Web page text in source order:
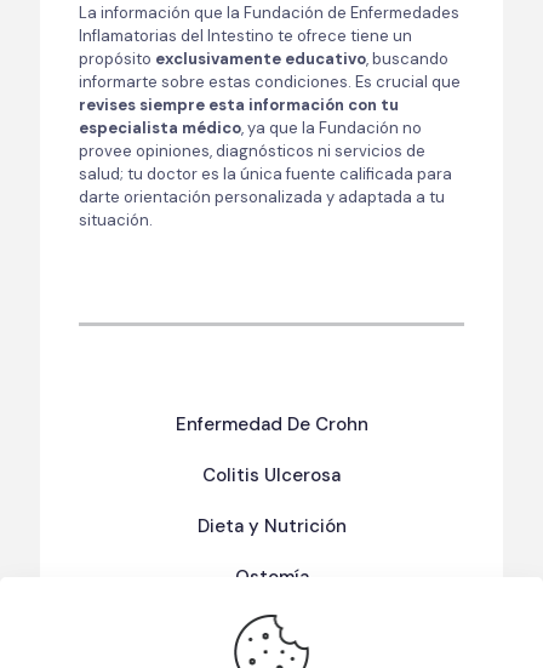
La información que la Fundación de Enfermedades
Inflamatorias del Intestino te ofrece tiene un
propósito exclusivamente educativo, buscando
informarte sobre estas condiciones. Es crucial que
revises siempre esta información con tu
especialista médico, ya que la Fundación no
provee opiniones, diagnósticos ni servicios de
salud; tu doctor es la única fuente calificada para
darte orientación personalizada y adaptada a tu
situación.
Enfermedad De Crohn
Colitis Ulcerosa
Dieta y Nutrición
Ostomía
Términos Y Condiciones De Uso